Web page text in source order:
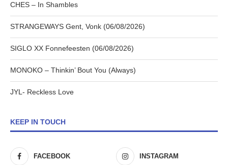
CHES – In Shambles
STRANGEWAYS Gent, Vonk (06/08/2026)
SIGLO XX Fonnefeesten (06/08/2026)
MONOKO – Thinkin’ Bout You (Always)
JYL- Reckless Love
KEEP IN TOUCH
FACEBOOK INSTAGRAM